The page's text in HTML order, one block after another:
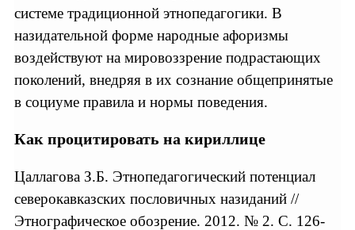
системе традиционной этнопедагогики. В
назидательной форме народные афоризмы
воздействуют на мировоззрение подрастающих
поколений, внедряя в их сознание общепринятые
в социуме правила и нормы поведения.
Как процитировать на кириллице
Цаллагова З.Б. Этнопедагогический потенциал
северокавказских пословичных назиданий //
Этнографическое обозрение. 2012. № 2. С. 126-